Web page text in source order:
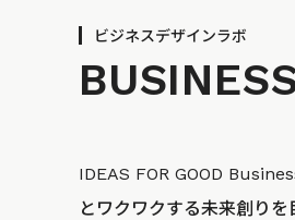
ビジネスデザインラボ
IDEAS FOR GOOD
とワクワクする未来創りを